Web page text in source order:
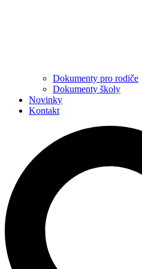
Dokumenty pro rodiče
Dokumenty školy
Novinky
Kontakt